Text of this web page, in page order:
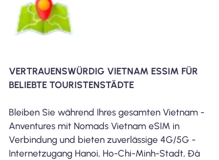
VERTRAUENSWÜRDIG VIETNAM ESSIM FÜR
BELIEBTE TOURISTENSTÄDTE
Bleiben Sie während Ihres gesamten Vietnam -
Anventures mit Nomads Vietnam eSIM in
Verbindung und bieten zuverlässige 4G/5G -
Internetzugang Hanoi, Ho-Chi-Minh-Stadt, Đà